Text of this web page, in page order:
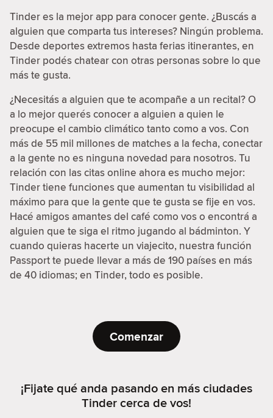
Tinder es la mejor app para conocer gente. ¿Buscás a
alguien que comparta tus intereses? Ningún problema.
Desde deportes extremos hasta ferias itinerantes, en
Tinder podés chatear con otras personas sobre lo que
más te gusta.
¿Necesitás a alguien que te acompañe a un recital? O
a lo mejor querés conocer a alguien a quien le
preocupe el cambio climático tanto como a vos. Con
más de 55 mil millones de matches a la fecha, conectar
a la gente no es ninguna novedad para nosotros. Tu
relación con las citas online ahora es mucho mejor:
Tinder tiene funciones que aumentan tu visibilidad al
máximo para que la gente que te gusta se fije en vos.
Hacé amigos amantes del café como vos o encontrá a
alguien que te siga el ritmo jugando al bádminton. Y
cuando quieras hacerte un viajecito, nuestra función
Passport te puede llevar a más de 190 países en más
de 40 idiomas; en Tinder, todo es posible.
Comenzar
¡Fijate qué anda pasando en más ciudades
Tinder cerca de vos!